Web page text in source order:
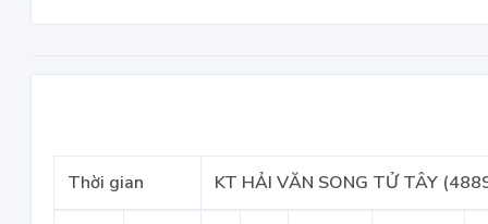
Thời gian KT HẢI VĂN SONG TỬ TÂY